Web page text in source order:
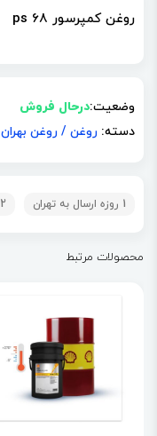
روغن کمپرسور ps 68
وضعیت:درحال فروش
دسته: روغن / روغن بهران
1 روزه ارسال به تهران 2 روزه ارسال به شهرستانها
محصولات مرتبط